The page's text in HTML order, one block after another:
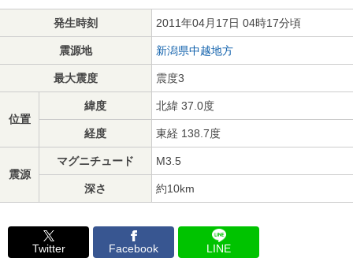
発生時刻 2011年04月17日 04時17分頃
震源地 新潟県中越地方
最大震度 震度3
位置
緯度 北緯 37.0度
経度 東経 138.7度
震源
マグニチュード M3.5
深さ 約10km
Twitter Facebook LINE